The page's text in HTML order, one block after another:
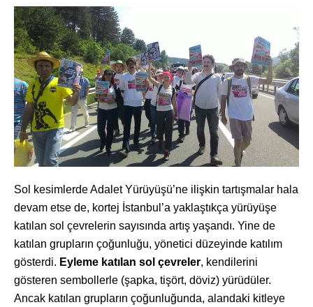
Sol kesimlerde Adalet Yürüyüşü’ne ilişkin tartışmalar hala
devam etse de, kortej İstanbul’a yaklaştıkça yürüyüşe
katılan sol çevrelerin sayısında artış yaşandı. Yine de
katılan grupların çoğunluğu, yönetici düzeyinde katılım
gösterdi. Eyleme katılan sol çevreler, kendilerini
gösteren sembollerle (şapka, tişört, döviz) yürüdüler.
Ancak katılan grupların çoğunluğunda, alandaki kitleye